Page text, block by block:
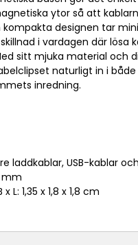
ytor så att
kompakta designen tar
i vardagen där lösa
sitt mjuka material och
naturligt in i
inredning.
laddkablar, USB-kablar
mm
L: 1,35 x 1,8 x 1,8 cm